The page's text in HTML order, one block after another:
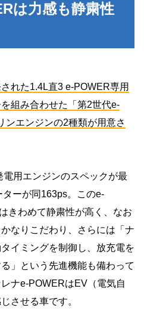
は力感も静粛性
れた1.4L直3 e-POWER専用
組み合わせた「第2世代e-
ンエンジンの2種類が用意さ
電用エンジンのスペックが最
ーが同163ps。このe-
きわめて静粛性が高く、なお
なりこだわり、さらには「ナ
イミングを制御し、放充電を
」という先進機能も備わって
ナe-POWERはEV（電気自
させる車です。